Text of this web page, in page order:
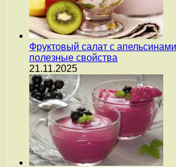
Фруктовый салат с
полезные свойства
21.11.2025